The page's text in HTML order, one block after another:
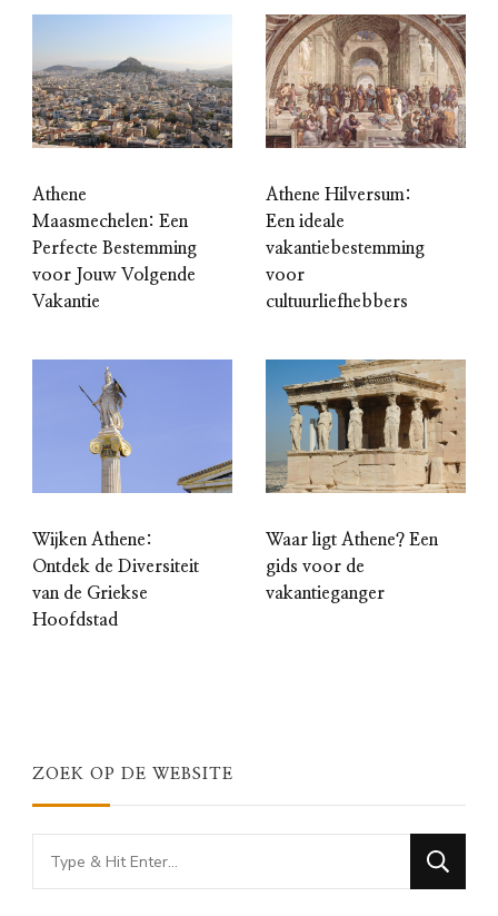
Athene
Maasmechelen: Een
Perfecte Bestemming
voor Jouw Volgende
Vakantie
Athene Hilversum:
Een ideale
vakantiebestemming
voor
cultuurliefhebbers
Wijken Athene:
Ontdek de Diversiteit
van de Griekse
Hoofdstad
Waar ligt Athene? Een
gids voor de
vakantieganger
ZOEK OP DE WEBSITE
Looking
for